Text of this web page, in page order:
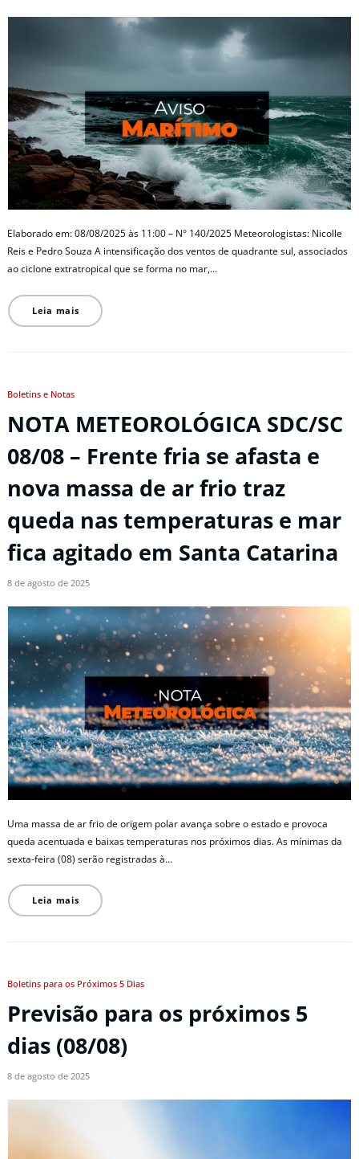
Elaborado em: 08/08/2025 às 11:00 – N° 140/2025 Meteorologistas: Nicolle
Reis e Pedro Souza A intensificação dos ventos de quadrante sul, associados
ao ciclone extratropical que se forma no mar,…
Leia mais
Boletins e Notas
NOTA METEOROLÓGICA SDC/SC
08/08 – Frente fria se afasta e
nova massa de ar frio traz
queda nas temperaturas e mar
fica agitado em Santa Catarina
8 de agosto de 2025
Uma massa de ar frio de origem polar avança sobre o estado e provoca
queda acentuada e baixas temperaturas nos próximos dias. As mínimas da
sexta-feira (08) serão registradas à…
Leia mais
Boletins para os Próximos 5 Dias
Previsão para os próximos 5
dias (08/08)
8 de agosto de 2025